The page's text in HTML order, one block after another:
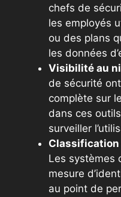
chefs de
les employés
ou des plans
les données
Visibilité au
de sécurité
complète sur
dans ces
surveiller
Classification
Les systèmes
mesure
au point de